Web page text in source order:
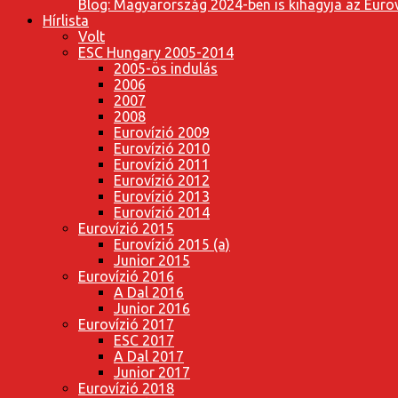
Blog: Magyarország 2024-ben is kihagyja az
Hírlista
Volt
ESC Hungary 2005-2014
2005-ös indulás
2006
2007
2008
Eurovízió 2009
Eurovízió 2010
Eurovízió 2011
Eurovízió 2012
Eurovízió 2013
Eurovízió 2014
Eurovízió 2015
Eurovízió 2015 (a)
Junior 2015
Eurovízió 2016
A Dal 2016
Junior 2016
Eurovízió 2017
ESC 2017
A Dal 2017
Junior 2017
Eurovízió 2018